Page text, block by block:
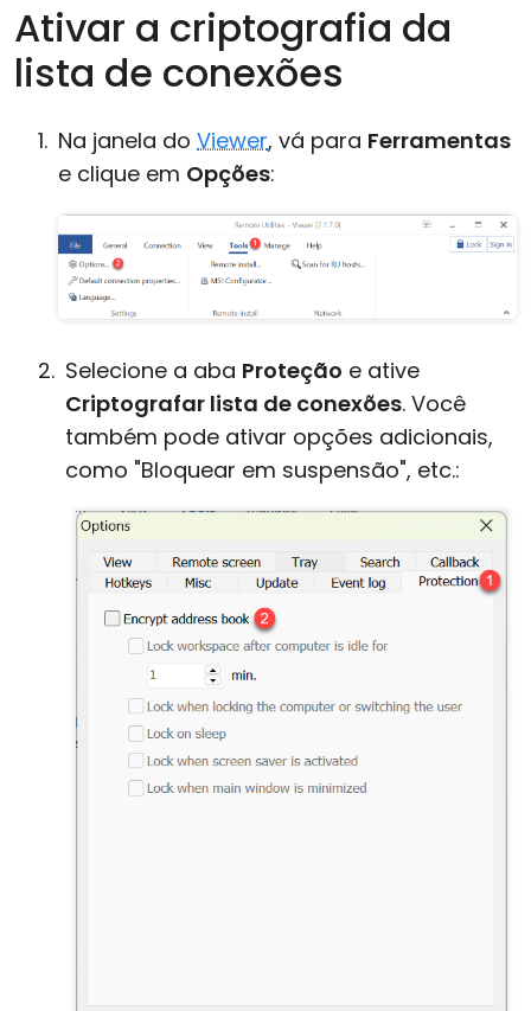
Ativar a criptografia da
lista de conexões
Na janela do Viewer, vá para Ferramentas
e clique em Opções:
Selecione a aba Proteção e ative
Criptografar lista de conexões. Você
também pode ativar opções adicionais,
como "Bloquear em suspensão", etc.: